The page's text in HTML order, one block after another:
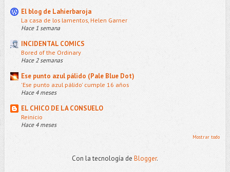
El blog de Lahierbaroja
La casa de los lamentos, Helen Garner
Hace 1 semana
INCIDENTAL COMICS
Bored of the Ordinary
Hace 2 semanas
Ese punto azul pálido (Pale Blue Dot)
'Ese punto azul pálido' cumple 16 años
Hace 4 meses
EL CHICO DE LA CONSUELO
Reinicio
Hace 4 meses
Mostrar todo
Con la tecnología de Blogger.